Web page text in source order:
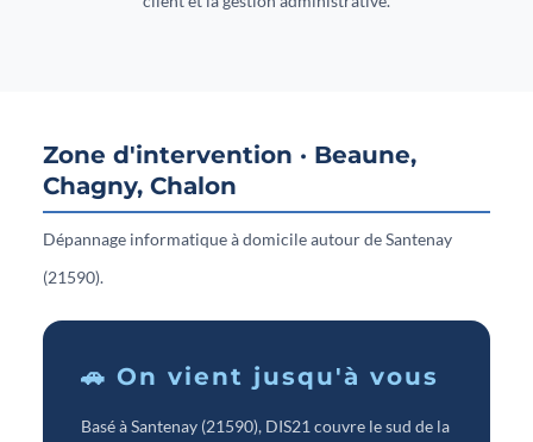
Zone d'intervention · Beaune,
Chagny, Chalon
Dépannage informatique à domicile autour de Santenay
(21590).
🚗 On vient jusqu'à vous
Basé à Santenay (21590), DIS21 couvre le sud de la